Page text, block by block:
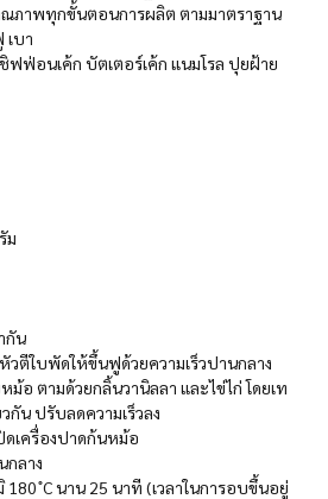
ณภาพทุกขั้นตอนการผลิต ตามมาตราฐาน
เบา
ฟฟ่อนเค้ก บัตเตอร์เค้ก แนมโรล ปุยฝ้าย
ม
กัน
วตีใบพัดให้ขึ้นฟูด้วยความเร็วปานกลาง
อ ตามด้วยกลิ้นวานิลลา และไข่ไก่ โดยเท
กัน ปรับลดความเร็วลง
เครื่องปาดก้นหม้อ
กลาง
C นาน 25 นาที (เวลาในการอบขึ้นอยู่